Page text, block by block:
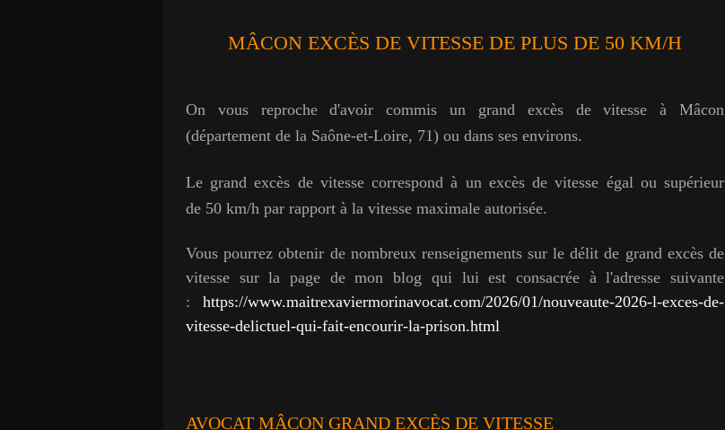
MÂCON EXCÈS DE VITESSE DE PLUS DE 50 KM/H
On vous reproche d'avoir commis un grand excès de vitesse à Mâcon
(département de la Saône-et-Loire, 71) ou dans ses environs.
Le grand excès de vitesse correspond à un excès de vitesse égal ou supérieur
de 50 km/h par rapport à la vitesse maximale autorisée.
Vous pourrez obtenir de nombreux renseignements sur le délit de grand excès de
vitesse sur la page de mon blog qui lui est consacrée à l'adresse suivante
: https://www.maitrexaviermorinavocat.com/2026/01/nouveaute-2026-l-exces-de-
vitesse-delictuel-qui-fait-encourir-la-prison.html
AVOCAT MÂCON GRAND EXCÈS DE VITESSE